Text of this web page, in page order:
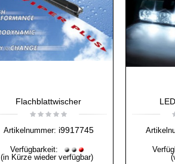
Flachblattwischer
Artikelnummer: i9917745
Verfügbarkeit:
(in Kürze wieder verfügbar)